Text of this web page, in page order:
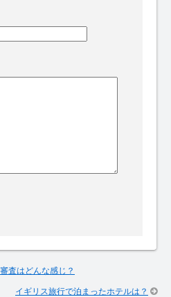
査はどんな感じ？
イギリス旅行で泊まったホテルは？